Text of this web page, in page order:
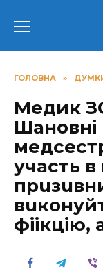
до
ГОЛОВНА »
Медик
Шановні
участь
фiiкцію,